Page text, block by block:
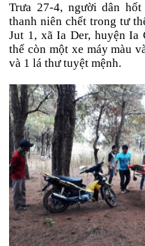
Trưa 27-4, người dân
thanh niên chết trong tư
Jut 1, xã Ia Der, huyện
thể còn một xe máy màu
và 1 lá thư tuyệt mệnh.